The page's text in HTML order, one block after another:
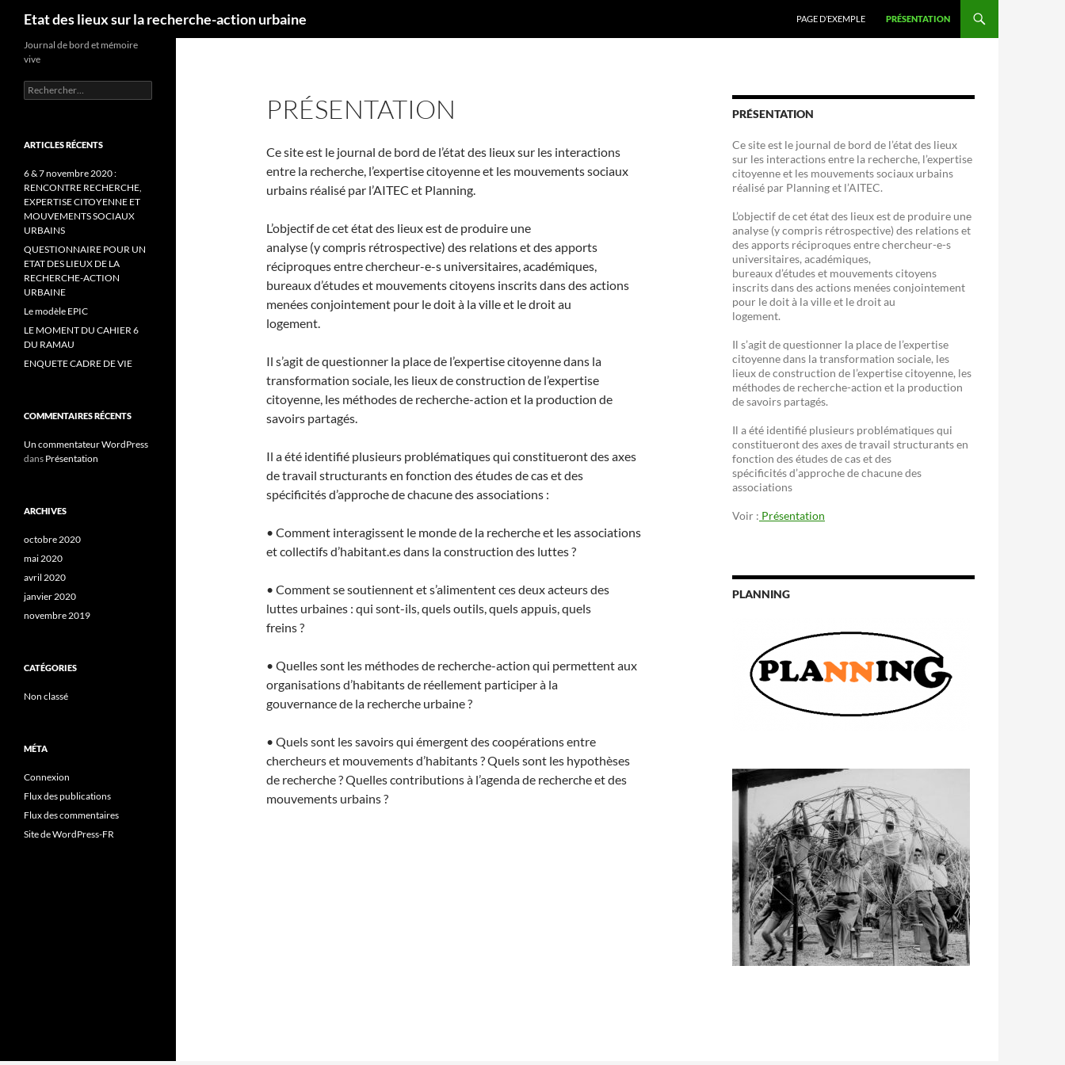
Aller
contenu
Etat des lieux sur la recherche-action urbaine PAGE D’EXEMPLE PRÉSENTATION
PRÉSENTATION
Ce site est le journal de bord de l’état des lieux sur les interactions
entre la recherche, l’expertise citoyenne et les mouvements sociaux
urbains réalisé par l’AITEC et Planning.
L’objectif de cet état des lieux est de produire une
analyse (y compris rétrospective) des relations et des apports
réciproques entre chercheur-e-s universitaires, académiques,
bureaux d’études et mouvements citoyens inscrits dans des actions
menées conjointement pour le doit à la ville et le droit au
logement.
Il s’agit de questionner la place de l’expertise citoyenne dans la
transformation sociale, les lieux de construction de l’expertise
citoyenne, les méthodes de recherche-action et la production de
savoirs partagés.
Il a été identifié plusieurs problématiques qui constitueront des axes
de travail structurants en fonction des études de cas et des
spécificités d’approche de chacune des associations :
• Comment interagissent le monde de la recherche et les associations
et collectifs d’habitant.es dans la construction des luttes ?
• Comment se soutiennent et s’alimentent ces deux acteurs des
luttes urbaines : qui sont-ils, quels outils, quels appuis, quels
freins ?
• Quelles sont les méthodes de recherche-action qui permettent aux
organisations d’habitants de réellement participer à la
gouvernance de la recherche urbaine ?
• Quels sont les savoirs qui émergent des coopérations entre
chercheurs et mouvements d’habitants ? Quels sont les hypothèses
de recherche ? Quelles contributions à l’agenda de recherche et des
mouvements urbains ?
PRÉSENTATION
Ce site est le journal de bord de l’état des lieux
sur les interactions entre la recherche, l’expertise
citoyenne et les mouvements sociaux urbains
réalisé par Planning et l’AITEC.
L’objectif de cet état des lieux est de produire une
analyse (y compris rétrospective) des relations et
des apports réciproques entre chercheur-e-s
universitaires, académiques,
bureaux d’études et mouvements citoyens
inscrits dans des actions menées conjointement
pour le doit à la ville et le droit au
logement.
Il s’agit de questionner la place de l’expertise
citoyenne dans la transformation sociale, les
lieux de construction de l’expertise citoyenne, les
méthodes de recherche-action et la production
de savoirs partagés.
Il a été identifié plusieurs problématiques qui
constitueront des axes de travail structurants en
fonction des études de cas et des
spécificités d’approche de chacune des
associations
Voir : Présentation
PLANNING
Journal de bord et mémoire
vive
Rechercher :
ARTICLES RÉCENTS
6 & 7 novembre 2020 :
RENCONTRE RECHERCHE,
EXPERTISE CITOYENNE ET
MOUVEMENTS SOCIAUX
URBAINS
QUESTIONNAIRE POUR UN
ETAT DES LIEUX DE LA
RECHERCHE-ACTION
URBAINE
Le modèle EPIC
LE MOMENT DU CAHIER 6
DU RAMAU
ENQUETE CADRE DE VIE
COMMENTAIRES RÉCENTS
Un commentateur WordPress
dans Présentation
ARCHIVES
octobre 2020
mai 2020
avril 2020
janvier 2020
novembre 2019
CATÉGORIES
Non classé
MÉTA
Connexion
Flux des publications
Flux des commentaires
Site de WordPress-FR